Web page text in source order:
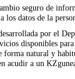
seguro de
los datos de la
por el
disponibles
natural y
a un